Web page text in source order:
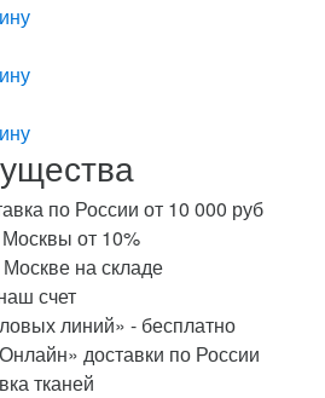
по России от 10 000 руб
от 10%
на складе
счет
линий» - бесплатно
доставки по России
тканей